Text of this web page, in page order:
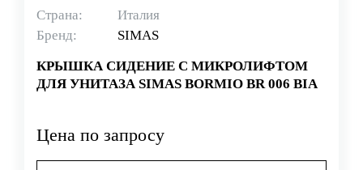
Страна:
Италия
Бренд:
SIMAS
КРЫШКА СИДЕНИЕ С МИКРОЛИФТОМ
ДЛЯ УНИТАЗА SIMAS BORMIO BR 006 BIA
Цена по запросу